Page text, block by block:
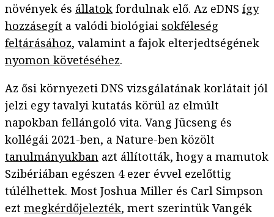
növények és állatok fordulnak elő. Az eDNS így
hozzásegít a valódi biológiai sokféleség
feltárásához, valamint a fajok elterjedtségének
nyomon követéséhez.
Az ősi környezeti DNS vizsgálatának korlátait jól
jelzi egy tavalyi kutatás körül az elmúlt
napokban fellángoló vita. Vang Jücseng és
kollégái 2021-ben, a Nature-ben közölt
tanulmányukban azt állították, hogy a mamutok
Szibériában egészen 4 ezer évvel ezelőttig
túlélhettek. Most Joshua Miller és Carl Simpson
ezt megkérdőjelezték, mert szerintük Vangék